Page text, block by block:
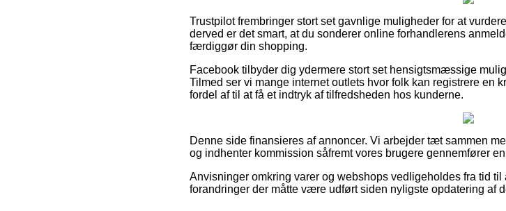
Trustpilot frembringer stort set gavnlige muligheder for at
derved er det smart, at du sonderer online forhandlerens
færdiggør din shopping.
Facebook tilbyder dig ydermere stort set hensigtsmæssige
Tilmed ser vi mange internet outlets hvor folk kan registrere en
fordel af til at få et indtryk af tilfredsheden hos kunderne.
Denne side finansieres af annoncer. Vi arbejder tæt sammen
og indhenter kommission såfremt vores brugere gennemfører
Anvisninger omkring varer og webshops vedligeholdes fra tid
forandringer der måtte være udført siden nyligste opdatering af